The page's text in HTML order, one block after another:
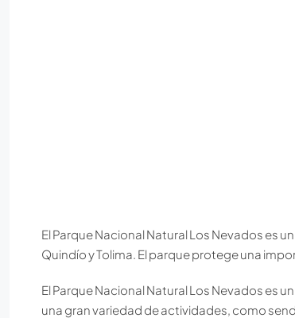
El Parque Nacional Natural Los Nevados es
Quindío y Tolima. El parque protege una
El Parque Nacional Natural Los Nevados es
una gran variedad de actividades, como